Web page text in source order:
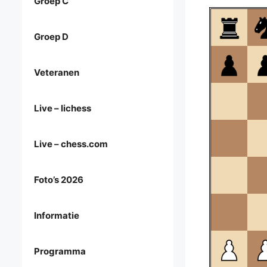
Groep D
Veteranen
Live – lichess
Live – chess.com
Foto’s 2026
Informatie
Programma